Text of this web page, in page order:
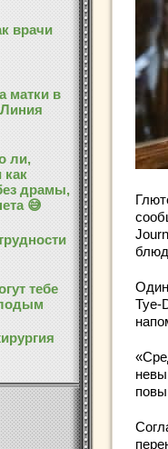
врачи
матки в
ли,
как
драмы,
😅
тебе
Один
Tye-